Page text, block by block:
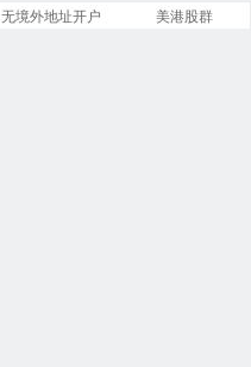
无境外地址开户 美港股群